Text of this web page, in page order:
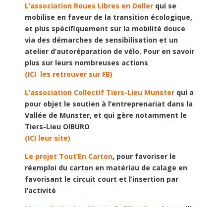
L’association Roues Libres en Doller qui se
mobilise en faveur de la transition écologique,
et plus spécifiquement sur la mobilité douce
via des démarches de sensibilisation et un
atelier d’autoréparation de vélo. Pour en savoir
plus sur leurs nombreuses actions
(ICI les retrouver sur FB)
L’association Collectif Tiers-Lieu Munster qui a
pour objet le soutien à l’entreprenariat dans la
Vallée de Munster, et qui gère notamment le
Tiers-Lieu O!BURO
(ICI leur site)
Le projet Tout’En Carton, pour favoriser le
réemploi du carton en matériau de calage en
favorisant le circuit court et l’insertion par
l’activité